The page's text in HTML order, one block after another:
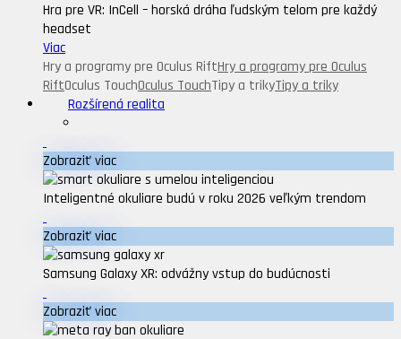
Hra pre VR: InCell – horská dráha ľudským telom pre každý
headset
Viac
Hry a programy pre Oculus RiftHry a programy pre Oculus
RiftOculus TouchOculus TouchTipy a trikyTipy a triky
Rozšírená realita
Zobraziť viac
Inteligentné okuliare budú v roku 2026 veľkým trendom
Zobraziť viac
Samsung Galaxy XR: odvážny vstup do budúcnosti
Zobraziť viac